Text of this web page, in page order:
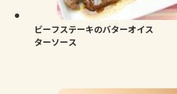
ビーフステーキのバターオイス
ターソース